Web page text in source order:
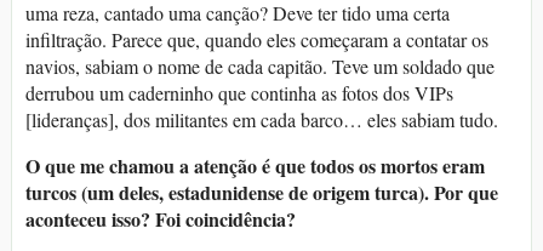
uma reza, cantado uma canção? Deve ter tido uma certa
infiltração. Parece que, quando eles começaram a contatar os
navios, sabiam o nome de cada capitão. Teve um soldado que
derrubou um caderninho que continha as fotos dos VIPs
[lideranças], dos militantes em cada barco… eles sabiam tudo.
O que me chamou a atenção é que todos os mortos eram
turcos (um deles, estadunidense de origem turca). Por que
aconteceu isso? Foi coincidência?